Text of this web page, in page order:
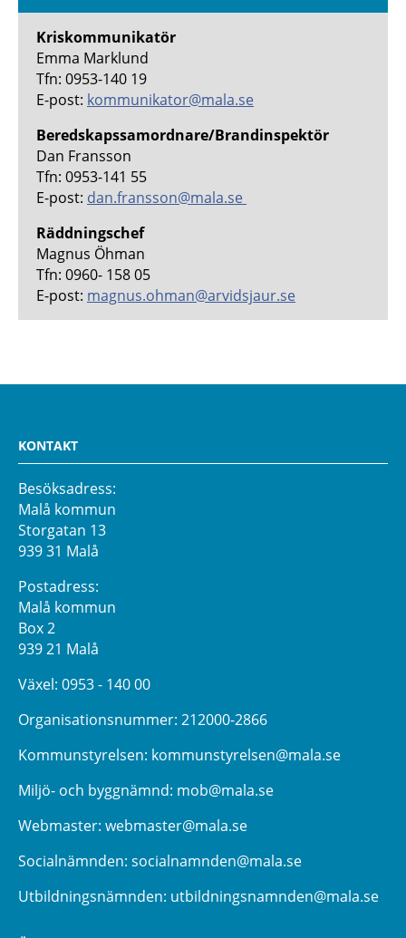
Kriskommunikatör
Emma Marklund
Tfn: 0953-140 19
E-post: kommunikator@mala.se
Beredskapssamordnare/Brandinspektör
Dan Fransson
Tfn: 0953-141 55
E-post: dan.fransson@mala.se
Räddningschef
Magnus Öhman
Tfn: 0960- 158 05
E-post: magnus.ohman@arvidsjaur.se
KONTAKT
Besöksadress:
Malå kommun
Storgatan 13
939 31 Malå
Postadress:
Malå kommun
Box 2
939 21 Malå
Växel: 0953 - 140 00
Organisationsnummer: 212000-2866
Kommunstyrelsen: kommunstyrelsen@mala.se
Miljö- och byggnämnd: mob@mala.se
Webmaster: webmaster@mala.se
Socialnämnden: socialnamnden@mala.se
Utbildningsnämnden: utbildningsnamnden@mala.se